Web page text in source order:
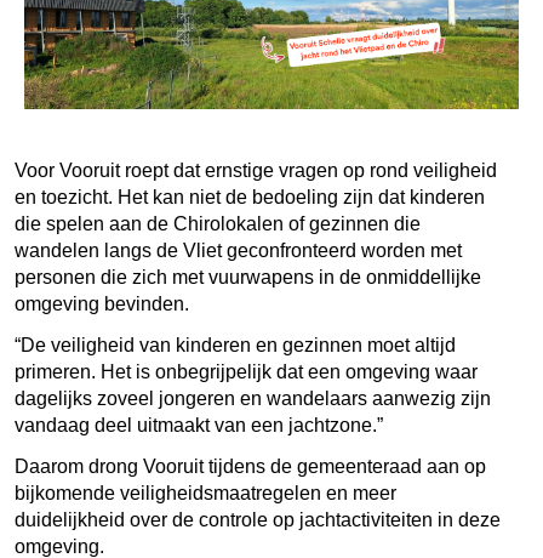
Voor Vooruit roept dat ernstige vragen op rond veiligheid
en toezicht. Het kan niet de bedoeling zijn dat kinderen
die spelen aan de Chirolokalen of gezinnen die
wandelen langs de Vliet geconfronteerd worden met
personen die zich met vuurwapens in de onmiddellijke
omgeving bevinden.
“De veiligheid van kinderen en gezinnen moet altijd
primeren. Het is onbegrijpelijk dat een omgeving waar
dagelijks zoveel jongeren en wandelaars aanwezig zijn
vandaag deel uitmaakt van een jachtzone.”
Daarom drong Vooruit tijdens de gemeenteraad aan op
bijkomende veiligheidsmaatregelen en meer
duidelijkheid over de controle op jachtactiviteiten in deze
omgeving.